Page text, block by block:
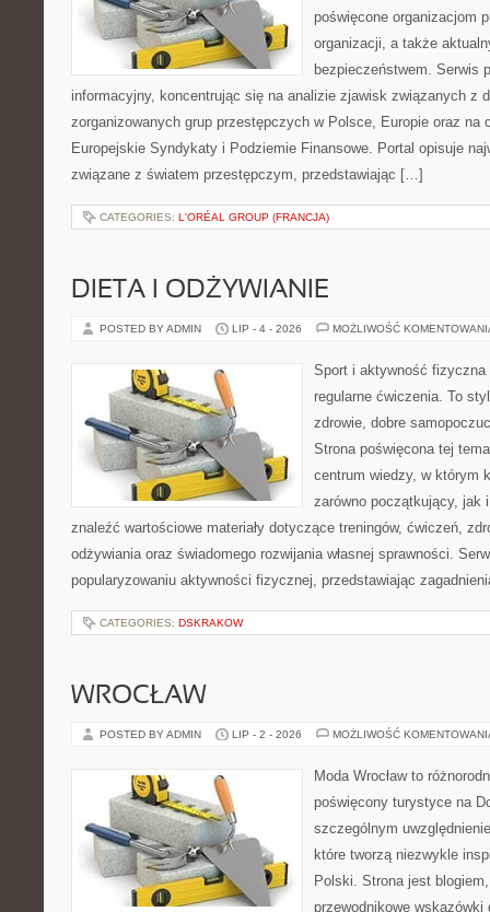
poświęcone organizacjom
organizacji, a także
bezpieczeństwem. Serwis
informacyjny, koncentrując się na analizie zjawisk związanych z
zorganizowanych grup przestępczych w Polsce, Europie oraz na
Europejskie Syndykaty i Podziemie Finansowe. Portal opisuje
związane z światem przestępczym, przedstawiając […]
CATEGORIES: L'ORÉAL GROUP (FRANCJA)
DIETA I ODŻYWIANIE
POSTED BY ADMIN LIP - 4 - 2026 MOŻLIWOŚĆ
Sport i aktywność
regularne ćwiczenia. To
zdrowie, dobre
Strona poświęcona tej
centrum wiedzy, w którym
zarówno początkujący, jak
znaleźć wartościowe materiały dotyczące treningów, ćwiczeń,
odżywiania oraz świadomego rozwijania własnej sprawności.
popularyzowaniu aktywności fizycznej, przedstawiając
CATEGORIES: DSKRAKOW
WROCŁAW
POSTED BY ADMIN LIP - 2 - 2026 MOŻLIWOŚĆ
Moda Wrocław to
poświęcony turystyce na
szczególnym
które tworzą niezwykle
Polski. Strona jest
przewodnikowe